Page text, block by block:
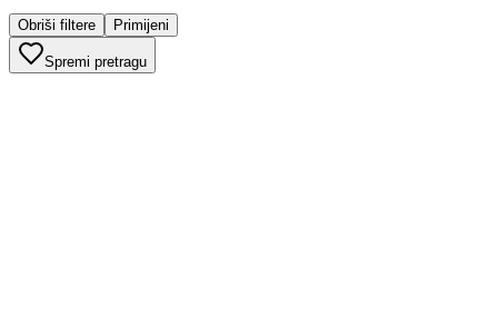
Obriši filtere Primijeni
Spremi pretragu